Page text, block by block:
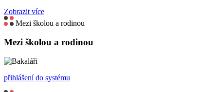
Zobrazit více
Mezi školou a rodinou
Mezi školou a rodinou
přihlášení do systému